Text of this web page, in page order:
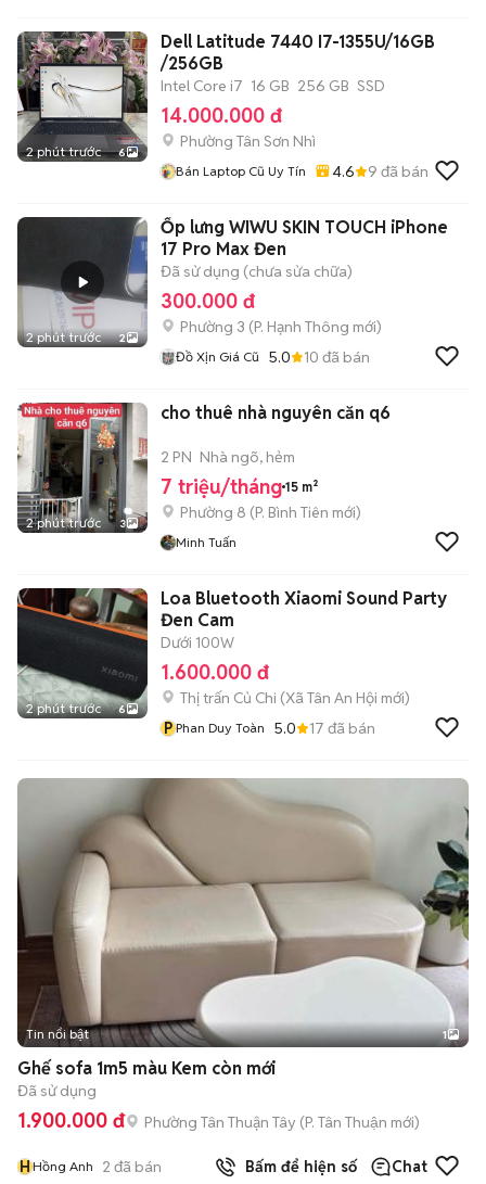
2 phút trước 6
Dell Latitude 7440 I7-1355U/16GB
/256GB
Intel Core i7 16 GB 256 GB SSD
14.000.000 đ
Phường Tân Sơn Nhì
Bán Laptop Cũ Uy Tín 4.6 9 đã bán
2 phút trước 2
Ốp lưng WIWU SKIN TOUCH iPhone
17 Pro Max Đen
Đã sử dụng (chưa sửa chữa)
300.000 đ
Phường 3 (P. Hạnh Thông mới)
Đồ Xịn Giá Cũ 5.0 10 đã bán
2 phút trước 3
cho thuê nhà nguyên căn q6
2 PN Nhà ngõ, hẻm
7 triệu/tháng 15 m²
Phường 8 (P. Bình Tiên mới)
Minh Tuấn
2 phút trước 6
Loa Bluetooth Xiaomi Sound Party
Đen Cam
Dưới 100W
1.600.000 đ
Thị trấn Củ Chi (Xã Tân An Hội mới)
P Phan Duy Toàn 5.0 17 đã bán
Tin nổi bật 1
Ghế sofa 1m5 màu Kem còn mới
Đã sử dụng
1.900.000 đ Phường Tân Thuận Tây (P. Tân Thuận mới)
HHồng Anh 2 đã bán Bấm để hiện số Chat